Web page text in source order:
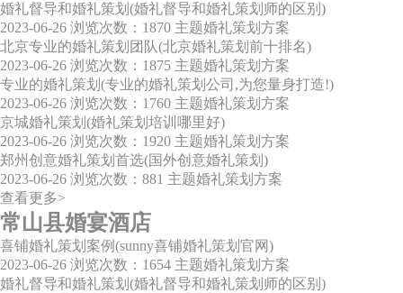
婚礼督导和婚礼策划(婚礼督导和婚礼策划师的区别)
2023-06-26 浏览次数：1870 主题婚礼策划方案
北京专业的婚礼策划团队(北京婚礼策划前十排名)
2023-06-26 浏览次数：1875 主题婚礼策划方案
专业的婚礼策划(专业的婚礼策划公司,为您量身打造!)
2023-06-26 浏览次数：1760 主题婚礼策划方案
京城婚礼策划(婚礼策划培训哪里好)
2023-06-26 浏览次数：1920 主题婚礼策划方案
郑州创意婚礼策划首选(国外创意婚礼策划)
2023-06-26 浏览次数：881 主题婚礼策划方案
查看更多>
常山县婚宴酒店
喜铺婚礼策划案例(sunny喜铺婚礼策划官网)
2023-06-26 浏览次数：1654 主题婚礼策划方案
婚礼督导和婚礼策划(婚礼督导和婚礼策划师的区别)